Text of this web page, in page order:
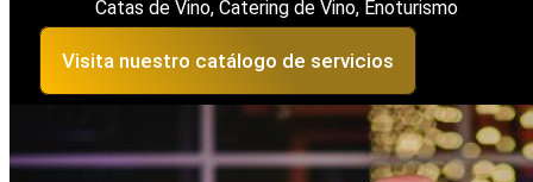
Catas de Vino, Catering de Vino, Enoturismo
Visita nuestro catálogo de servicios